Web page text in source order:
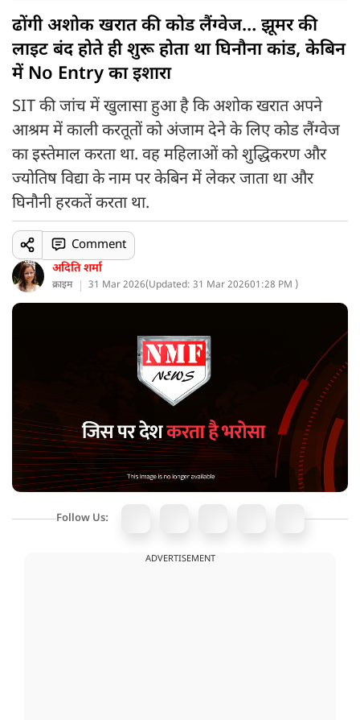
ढोंगी अशोक खरात की कोड लैंग्वेज… झूमर की
लाइट बंद होते ही शुरू होता था घिनौना कांड, केबिन
में No Entry का इशारा
SIT की जांच में खुलासा हुआ है कि अशोक खरात अपने
आश्रम में काली करतूतों को अंजाम देने के लिए कोड लैंग्वेज
का इस्तेमाल करता था. वह महिलाओं को शुद्धिकरण और
ज्योतिष विद्या के नाम पर केबिन में लेकर जाता था और
घिनौनी हरकतें करता था.
अदिति शर्मा
क्राइम 31 Mar 2026(Updated: 31 Mar 202601:28 PM )
Comment
Follow Us:
ADVERTISEMENT